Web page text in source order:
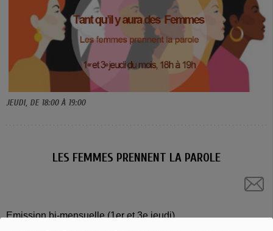
JEUDI, DE 18:00 À 19:00
LES FEMMES PRENNENT LA PAROLE
Emission bi-mensuelle (1er et 3e jeudi)